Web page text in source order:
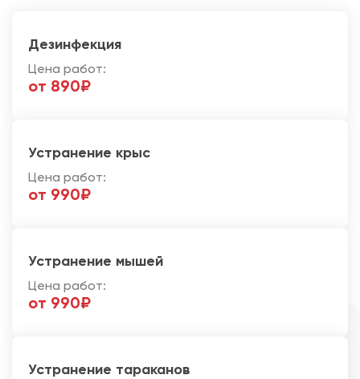
Дезинфекция
Цена работ:
от 890₽
Устранение крыс
Цена работ:
от 990₽
Устранение мышей
Цена работ:
от 990₽
Устранение тараканов